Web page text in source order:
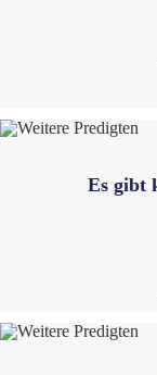
Es gibt